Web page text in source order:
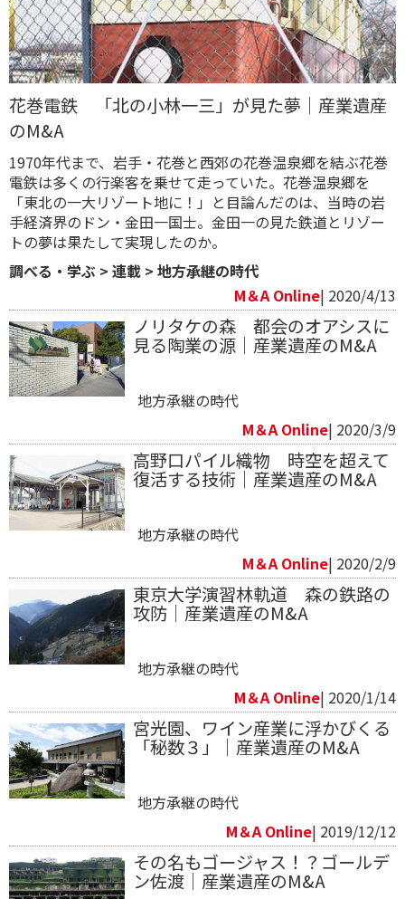
花巻電鉄 「北の小林一三」が見た夢｜産業遺産
のM&A
1970年代まで、岩手・花巻と西郊の花巻温泉郷を結ぶ花巻
電鉄は多くの行楽客を乗せて走っていた。花巻温泉郷を
「東北の一大リゾート地に！」と目論んだのは、当時の岩
手経済界のドン・金田一国士。金田一の見た鉄道とリゾー
トの夢は果たして実現したのか。
調べる・学ぶ > 連載 > 地方承継の時代
M＆A Online| 2020/4/13
ノリタケの森 都会のオアシスに
見る陶業の源｜産業遺産のM&A
地方承継の時代
M＆A Online| 2020/3/9
高野口パイル織物 時空を超えて
復活する技術｜産業遺産のM&A
地方承継の時代
M＆A Online| 2020/2/9
東京大学演習林軌道 森の鉄路の
攻防｜産業遺産のM&A
地方承継の時代
M＆A Online| 2020/1/14
宮光園、ワイン産業に浮かびくる
「秘数３」｜産業遺産のM&A
地方承継の時代
M＆A Online| 2019/12/12
その名もゴージャス！？ゴールデ
ン佐渡｜産業遺産のM&A